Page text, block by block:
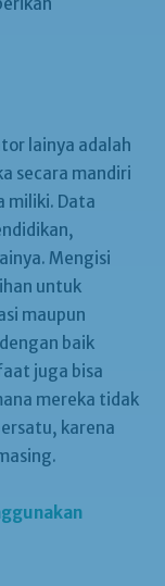
lainya adalah
secara mandiri
miliki. Data
Mengisi
untuk
maupun
baik
juga bisa
mereka tidak
karena